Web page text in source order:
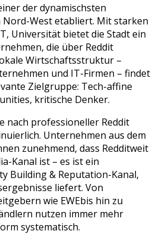
der dynamischsten
Nord-Westetabliert. Mit starken
Universität bietet die Stadt ein
die über Reddit
Wirtschaftsstruktur –
und IT-Firmen – findet
Zielgruppe: Tech-affine
kritische Denker.
nach professioneller Reddit
Unternehmen aus dem
zunehmend, dass Redditweit
Kanal ist – es ist ein
Building & Reputation-Kanal,
liefert. Von
wie EWEbis hin zu
nutzen immer mehr
systematisch.